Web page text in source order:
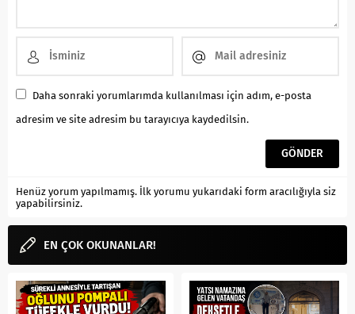
Daha sonraki yorumlarımda kullanılması için adım, e-posta
adresim ve site adresim bu tarayıcıya kaydedilsin.
Henüz yorum yapılmamış. İlk yorumu yukarıdaki form aracılığıyla siz
yapabilirsiniz.
EN ÇOK OKUNANLAR!